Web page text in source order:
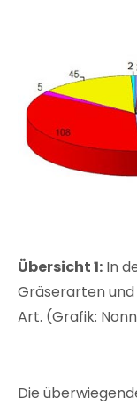
Übersicht 1: In
Gräserarten
Art. (Grafik:
Die